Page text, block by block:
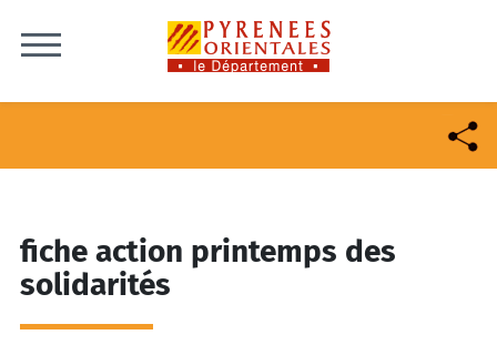
fiche action printemps des
solidarités